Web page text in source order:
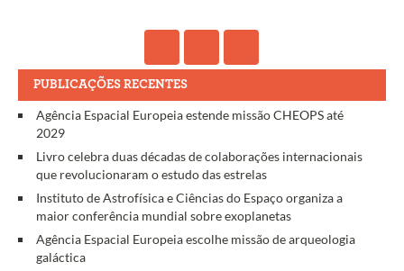
PUBLICAÇÕES RECENTES
Agência Espacial Europeia estende missão CHEOPS até
2029
Livro celebra duas décadas de colaborações internacionais
que revolucionaram o estudo das estrelas
Instituto de Astrofísica e Ciências do Espaço organiza a
maior conferência mundial sobre exoplanetas
Agência Espacial Europeia escolhe missão de arqueologia
galáctica